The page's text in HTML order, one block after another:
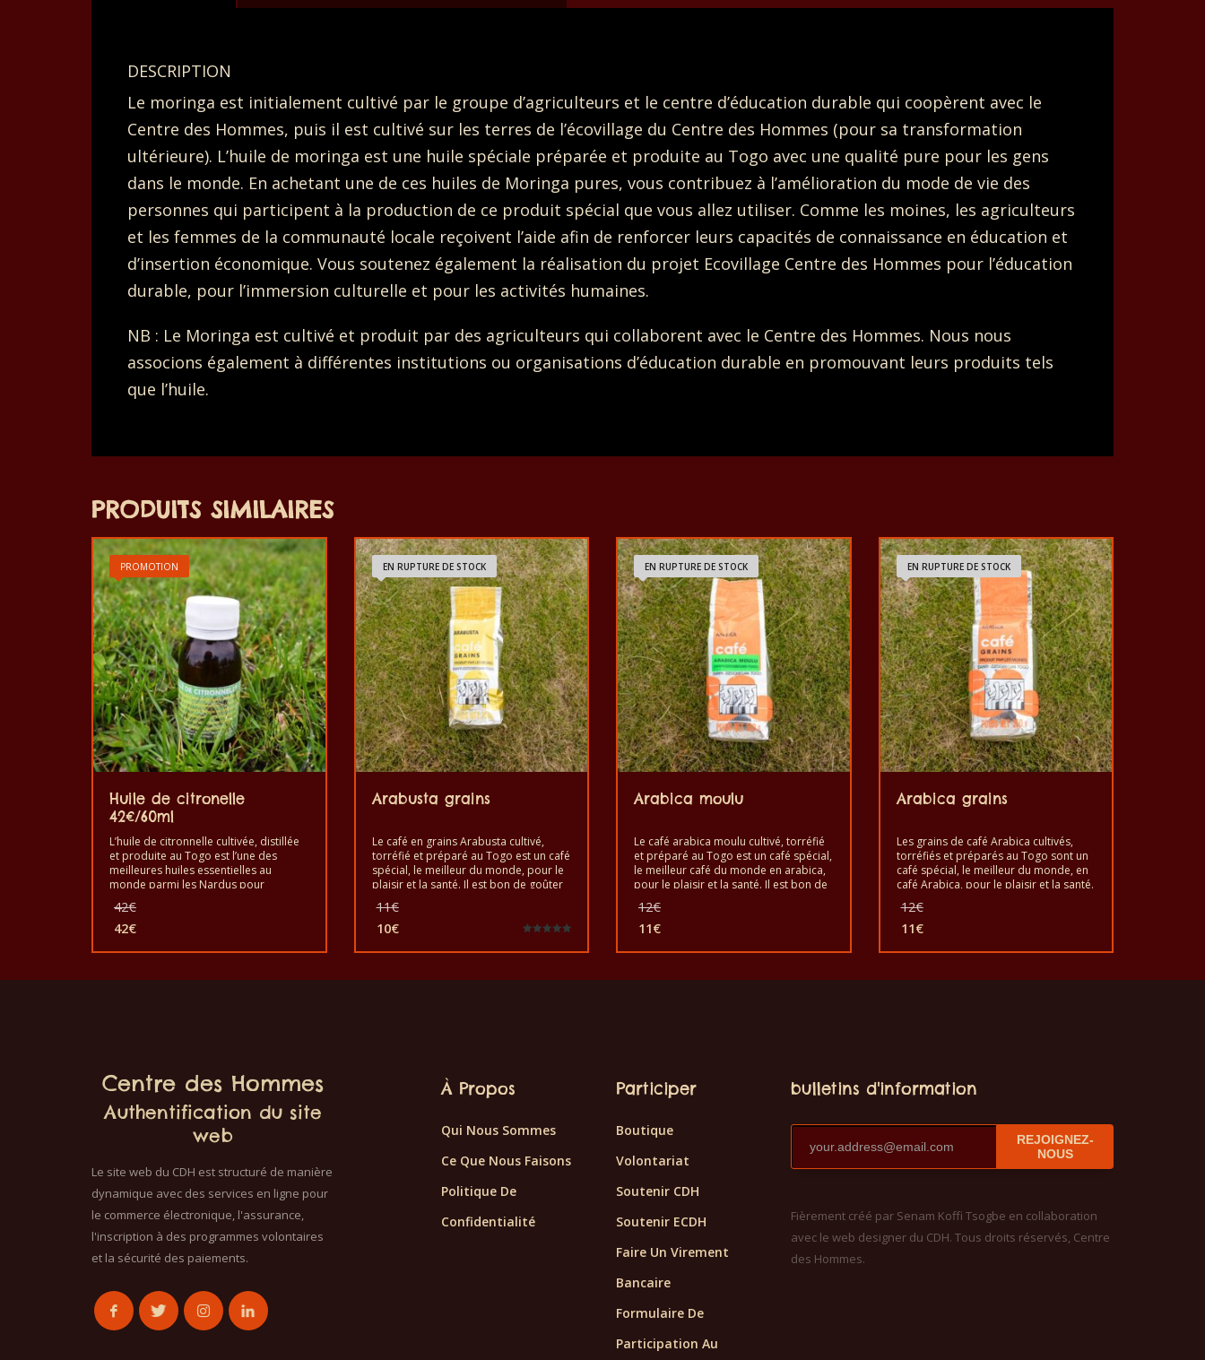
DESCRIPTION
Le moringa est initialement cultivé par le groupe d’agriculteurs et le centre d’éducation durable qui coopèrent avec le
Centre des Hommes, puis il est cultivé sur les terres de l’écovillage du Centre des Hommes (pour sa transformation
ultérieure). L’huile de moringa est une huile spéciale préparée et produite au Togo avec une qualité pure pour les gens
dans le monde. En achetant une de ces huiles de Moringa pures, vous contribuez à l’amélioration du mode de vie des
personnes qui participent à la production de ce produit spécial que vous allez utiliser. Comme les moines, les agriculteurs
et les femmes de la communauté locale reçoivent l’aide afin de renforcer leurs capacités de connaissance en éducation et
d’insertion économique. Vous soutenez également la réalisation du projet Ecovillage Centre des Hommes pour l’éducation
durable, pour l’immersion culturelle et pour les activités humaines.
NB : Le Moringa est cultivé et produit par des agriculteurs qui collaborent avec le Centre des Hommes. Nous nous
associons également à différentes institutions ou organisations d’éducation durable en promouvant leurs produits tels
que l’huile.
PRODUITS SIMILAIRES
PROMOTION
Huile de citronelle
42€/60ml
L’huile de citronnelle cultivée, distillée
et produite au Togo est l’une des
meilleures huiles essentielles au
monde parmi les Nardus pour
bon de l’utiliser pour son utilité. C’est
un produit pur, réel, sain et de bonne
moustiques, pour le massage et peut
Cultivé, produit et distillé par les
42€
était :
42€
prix
actuel
EN RUPTURE DE STOCK
Arabusta grains
Le café en grains Arabusta cultivé,
torréfié et préparé au Togo est un café
spécial, le meilleur du monde, pour le
plaisir et la santé. Il est bon de goûter
C’est un produit sain au goût de qualité
et fabriqué à la main.
11€
était :
10€
prix
actuel
5.00
EN RUPTURE DE STOCK
Arabica moulu
Le café arabica moulu cultivé, torréfié
et préparé au Togo est un café spécial,
le meilleur café du monde en arabica,
pour le plaisir et la santé. Il est bon de
C’est un produit sain au goût de qualité
et fabriqué à la main.
12€
était :
11€
prix
actuel
EN RUPTURE DE STOCK
Arabica grains
Les grains de café Arabica cultivés,
torréfiés et préparés au Togo sont un
café spécial, le meilleur du monde, en
café Arabica, pour le plaisir et la santé.
grains de café Arabica. C’est un
produit sain avec un goût de qualité et
12€
était :
11€
prix
actuel
Centre des Hommes
Authentification du site
web
Le site web du CDH est structuré de manière
dynamique avec des services en ligne pour
le commerce électronique, l'assurance,
l'inscription à des programmes volontaires
et la sécurité des paiements.
À Propos
Qui Nous Sommes
Ce Que Nous Faisons
Politique De
Confidentialité
Participer
Boutique
Volontariat
Soutenir CDH
Soutenir ECDH
Faire Un Virement
Bancaire
Formulaire De
Participation Au
bulletins d'information
REJOIGNEZ-
NOUS
Fièrement créé par Senam Koffi Tsogbe en collaboration
avec le web designer du CDH. Tous droits réservés, Centre
des Hommes.